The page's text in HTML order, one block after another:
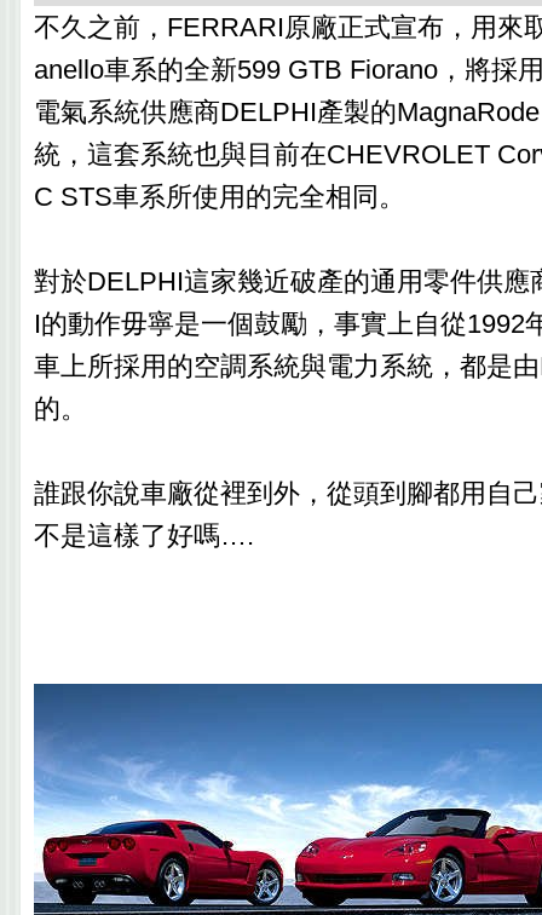
不久之前，FERRARI原廠正式宣布，用來
anello車系的全新599 GTB Fiorano，將採
電氣系統供應商DELPHI產製的
統，這套系統也與目前在CHEVROLET
C STS車系所使用的完全相同。
對於DELPHI這家幾近破產的通用零件供應
I的動作毋寧是一個鼓勵，事實上自從1992
車上所採用的空調系統與電力系統，都是
的。
誰跟你說車廠從裡到外，從頭到腳都用自
不是這樣了好嗎….